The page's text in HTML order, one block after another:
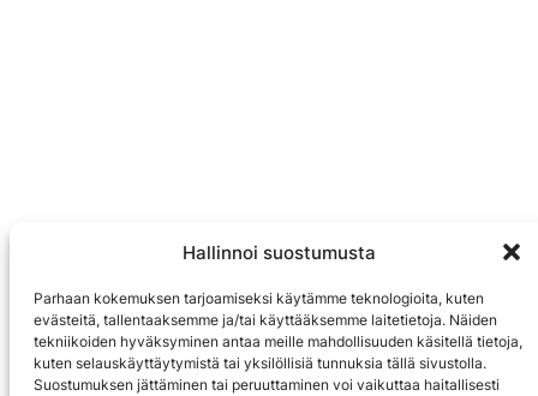
Hallinnoi suostumusta
Parhaan kokemuksen tarjoamiseksi käytämme teknologioita, kuten
evästeitä, tallentaaksemme ja/tai käyttääksemme laitetietoja. Näiden
tekniikoiden hyväksyminen antaa meille mahdollisuuden käsitellä tietoja,
kuten selauskäyttäytymistä tai yksilöllisiä tunnuksia tällä sivustolla.
Suostumuksen jättäminen tai peruuttaminen voi vaikuttaa haitallisesti